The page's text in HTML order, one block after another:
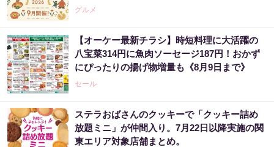
グルメ
【オーケー最新チラシ】時短料理に大活躍の
八宝菜314円に魚肉ソーセージ187円！おかず
にぴったりの揚げ物増量も《8月9日まで》
セール
ステラおばさんのクッキーで「クッキー詰め
放題ミニ」が仲間入り。7月22日以降実施の関
東エリア対象店舗まとめ。